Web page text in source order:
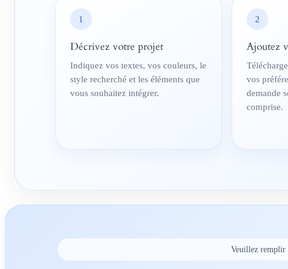
1
Décrivez votre projet
Indiquez vos textes, vos couleurs, le
style recherché et les éléments que
vous souhaitez intégrer.
2
Ajoutez
vos
demande
comprise.
Veuillez remplir